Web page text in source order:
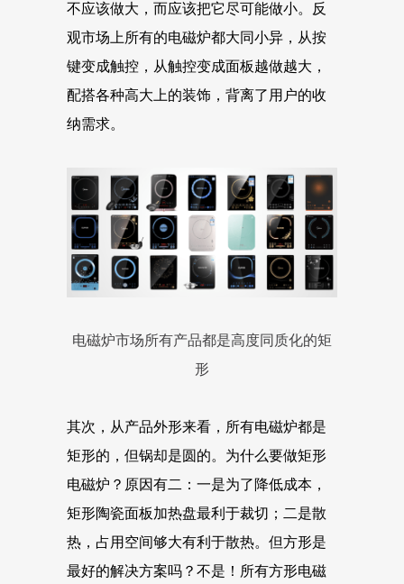
不应该做大，而应该把它尽可能做小。反
观市场上所有的电磁炉都大同小异，从按
键变成触控，从触控变成面板越做越大，
配搭各种高大上的装饰，背离了用户的收
纳需求。
电磁炉市场所有产品都是高度同质化的矩
形
其次，从产品外形来看，所有电磁炉都是
矩形的，但锅却是圆的。为什么要做矩形
电磁炉？原因有二：一是为了降低成本，
矩形陶瓷面板加热盘最利于裁切；二是散
热，占用空间够大有利于散热。但方形是
最好的解决方案吗？不是！所有方形电磁